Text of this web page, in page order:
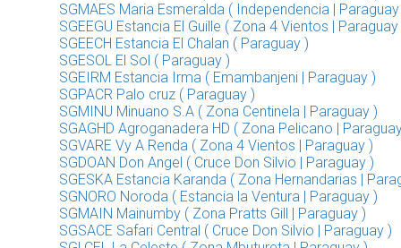
SGMAES Maria Esmeralda ( Independencia | Paraguay
SGEEGU Estancia El Guille ( Zona 4 Vientos | Paraguay
SGEECH Estancia El Chalan ( Paraguay )
SGESOL El Sol ( Paraguay )
SGEIRM Estancia Irma ( Emambanjeni | Paraguay )
SGPACR Palo cruz ( Paraguay )
SGMINU Minuano S.A ( Zona Centinela | Paraguay )
SGAGHD Agroganadera HD ( Zona Pelicano |
SGVARE Vy A Renda ( Zona 4 Vientos | Paraguay )
SGDOAN Don Angel ( Cruce Don Silvio | Paraguay )
SGESKA Estancia Karanda ( Zona Hernandarias |
SGNORO Noroda ( Estancia la Ventura | Paraguay )
SGMAIN Mainumby ( Zona Pratts Gill | Paraguay )
SGSACE Safari Central ( Cruce Don Silvio | Paraguay )